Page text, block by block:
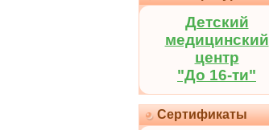
Детский
медицинский
центр
"До 16-ти"
Сертификаты